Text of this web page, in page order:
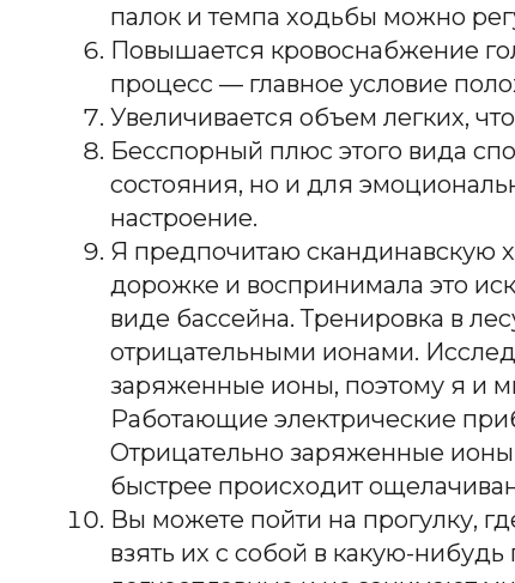
палок и темпа ходьбы можно
Повышается кровоснабжение
процесс — главное условие
Увеличивается объем легких,
Бесспорный плюс этого вида
состояния, но и для
настроение.
Я предпочитаю скандинавскую
дорожке и воспринимала это
виде бассейна. Тренировка в
отрицательными ионами.
заряженные ионы, поэтому я и
Работающие электрические
Отрицательно заряженные ионы
быстрее происходит
Вы можете пойти на прогулку,
взять их с собой в какую-